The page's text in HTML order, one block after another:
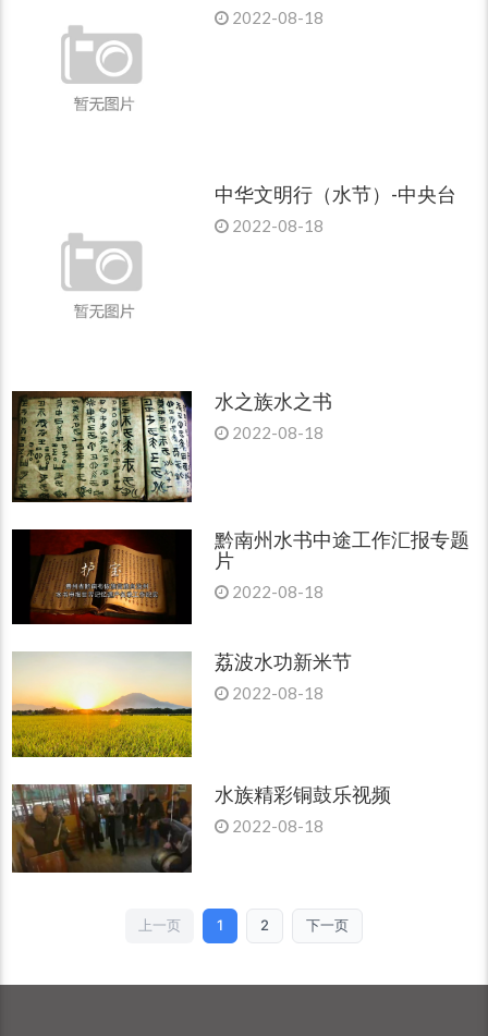
2022-08-18
中华文明行（水节）-中央台
2022-08-18
水之族水之书
2022-08-18
黔南州水书中途工作汇报专题
片
2022-08-18
荔波水功新米节
2022-08-18
水族精彩铜鼓乐视频
2022-08-18
上一页 1 2 下一页